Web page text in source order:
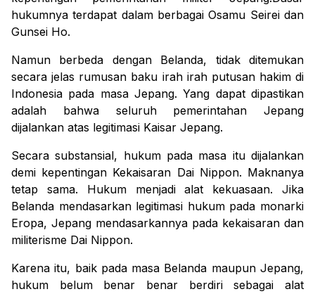
hukumnya terdapat dalam berbagaiOsamu Seireidan
Gunsei Ho.
Namun berbeda dengan Belanda, tidak ditemukan
secara jelas rumusan baku irah irah putusan hakim di
Indonesia pada masa Jepang. Yang dapat dipastikan
adalah bahwa seluruh pemerintahan Jepang
dijalankan atas legitimasi Kaisar Jepang.
Secara substansial, hukum pada masa itu dijalankan
demi kepentingan Kekaisaran Dai Nippon. Maknanya
tetap sama. Hukum menjadi alat kekuasaan. Jika
Belanda mendasarkan legitimasi hukum pada monarki
Eropa, Jepang mendasarkannya pada kekaisaran dan
militerisme Dai Nippon.
Karena itu, baik pada masa Belanda maupun Jepang,
hukum belum benar benar berdiri sebagai alat